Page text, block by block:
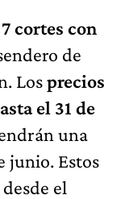
7 cortes con
de
Losprecios
el 31 de
una
junio. Estos
el